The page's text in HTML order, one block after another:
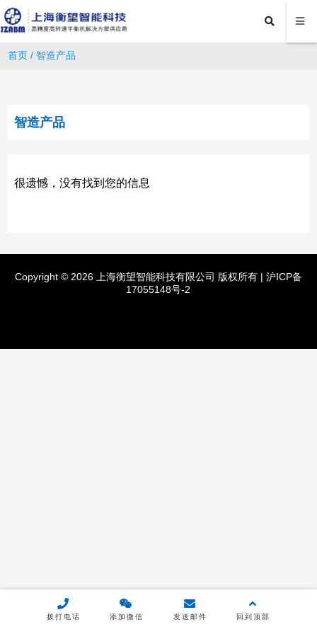
首页 /智造产品
智造产品
很遗憾，没有找到您的信息
Copyright © 2026 上海衡望智能科技有限公司 版权所有 | 沪ICP备
17055148号-2
拨打电话 添加微信 发送邮件 回到顶部